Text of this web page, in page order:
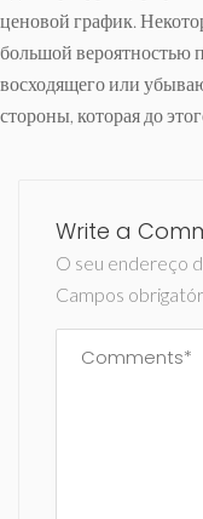
ценовой график.
большой вероятностью
восходящего или
стороны, которая до
Write a
O seu endereço
Campos